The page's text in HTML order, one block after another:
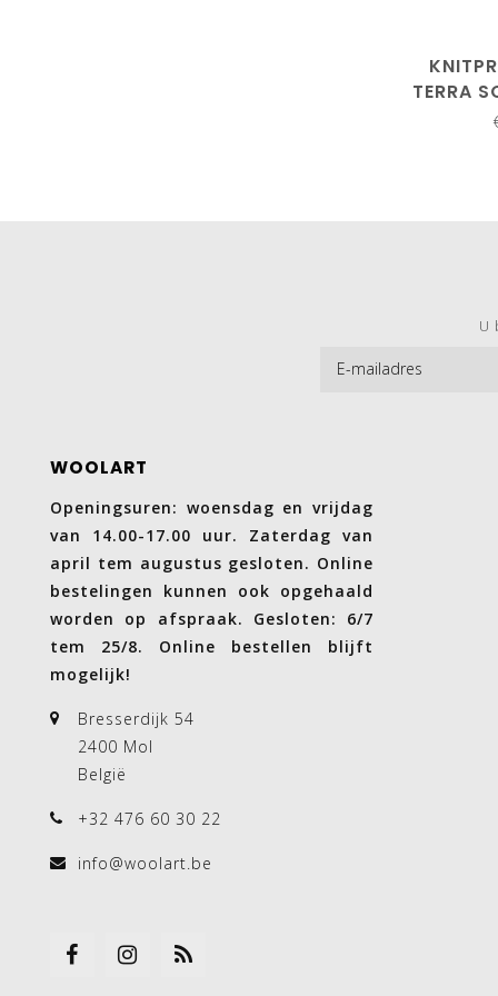
TERRA
U
WOOLART
Openingsuren: woensdag en vrijdag
van 14.00-17.00 uur. Zaterdag van
april tem augustus gesloten. Online
bestelingen kunnen ook opgehaald
worden op afspraak. Gesloten: 6/7
tem 25/8. Online bestellen blijft
mogelijk!
Bresserdijk 54
2400 Mol
België
+32 476 60 30 22
info@woolart.be